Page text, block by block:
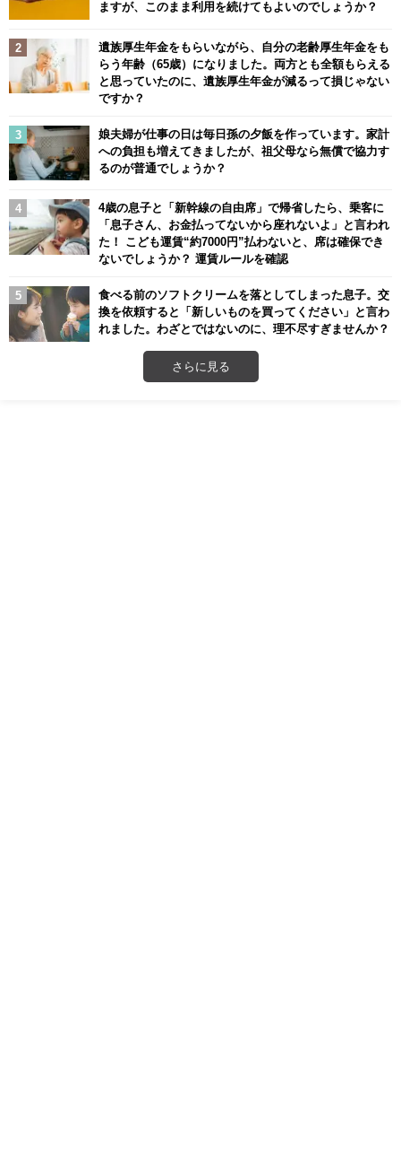
ますが、このまま利用を続けてもよいのでしょうか？
遺族厚生年金をもらいながら、自分の老齢厚生年金をも
らう年齢（65歳）になりました。両方とも全額もらえる
と思っていたのに、遺族厚生年金が減るって損じゃない
ですか？
娘夫婦が仕事の日は毎日孫の夕飯を作っています。家計
への負担も増えてきましたが、祖父母なら無償で協力す
るのが普通でしょうか？
4歳の息子と「新幹線の自由席」で帰省したら、乗客に
「息子さん、お金払ってないから座れないよ」と言われ
た！ こども運賃“約7000円”払わないと、席は確保でき
ないでしょうか？ 運賃ルールを確認
食べる前のソフトクリームを落としてしまった息子。交
換を依頼すると「新しいものを買ってください」と言わ
れました。わざとではないのに、理不尽すぎませんか？
さらに見る